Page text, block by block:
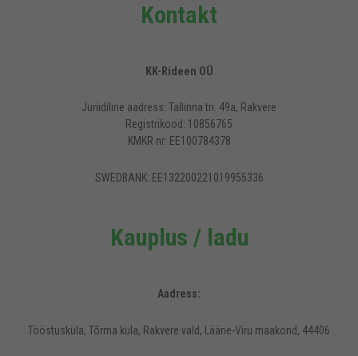
Kontakt
KK-Rideen OÜ
Juriidiline aadress: Tallinna tn. 49a, Rakvere
Registrikood: 10856765
KMKR nr: EE100784378
SWEDBANK: EE132200221019955336
Kauplus / ladu
Aadress:
Tööstusküla, Tõrma küla, Rakvere vald, Lääne-Viru maakond, 44406